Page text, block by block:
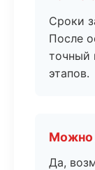
Сроки
После
точный
этапов.
Можно
Да,